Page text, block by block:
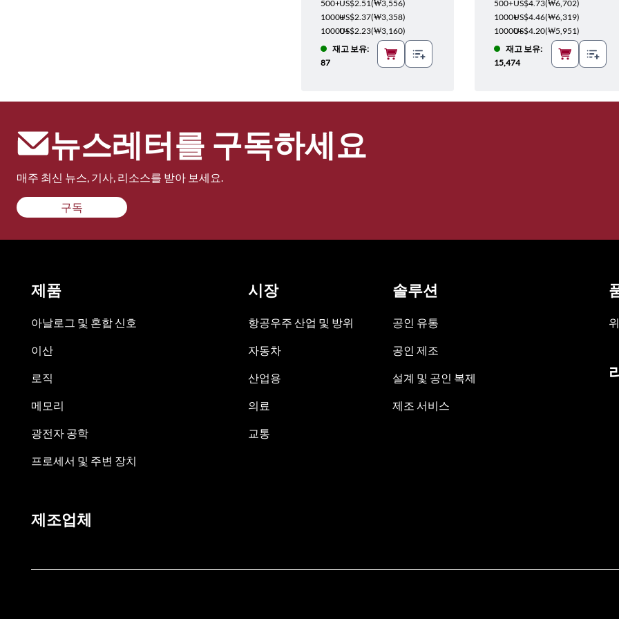
500+US$2.51(₩3,556)
1000+US$2.37(₩3,358)
10000+US$2.23(₩3,160)
재고 보유:
87
500+US$4.73(₩6,702)
1000+US$4.46(₩6,319)
10000+US$4.20(₩5,951)
재고 보유:
15,474
뉴스레터를 구독하세요
매주 최신 뉴스, 기사, 리소스를 받아 보세요.
구독
제품
아날로그 및 혼합 신호
이산
로직
메모리
광전자 공학
프로세서 및 주변 장치
시장
항공우주 산업 및 방위
자동차
산업용
의료
교통
솔루션
공인 유통
공인 제조
설계 및 공인 복제
제조 서비스
제조업체